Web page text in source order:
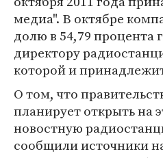
медиа". В октябре
долю в 54,79 процента
директору
которой и
О том, что
планирует открыть на
новостную
сообщили источники